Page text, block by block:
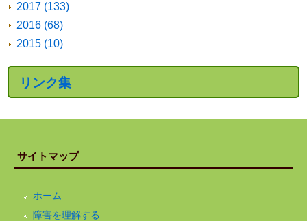
2017 (133)
2016 (68)
2015 (10)
リンク集
サイトマップ
ホーム
障害を理解する